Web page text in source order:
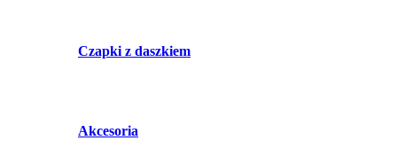
Czapki z daszkiem
Akcesoria